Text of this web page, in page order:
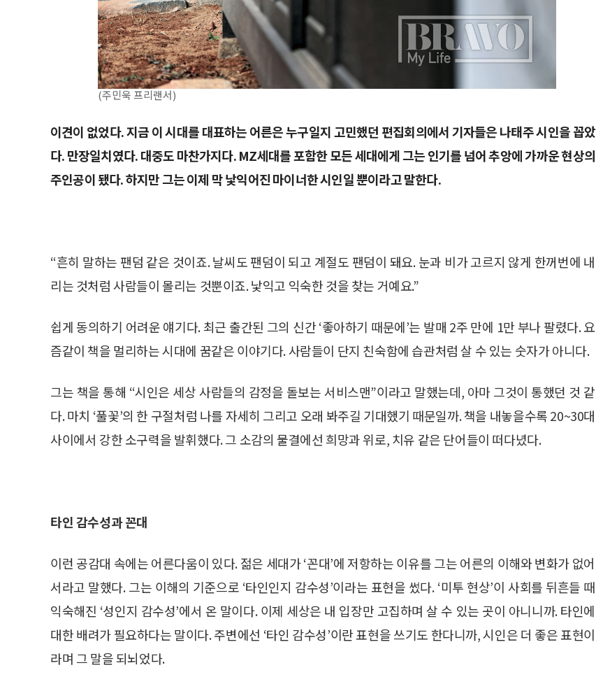
(주민욱 프리랜서)
이견이 없었다. 지금 이 시대를 대표하는 어른은 누구일지 고민했던 편집회의에서 기자들은 나태주 시인을 꼽았
다. 만장일치였다. 대중도 마찬가지다. MZ세대를 포함한 모든 세대에게 그는 인기를 넘어 추앙에 가까운 현상의
주인공이 됐다. 하지만 그는 이제 막 낯익어진 마이너한 시인일 뿐이라고 말한다.
“흔히 말하는 팬덤 같은 것이죠. 날씨도 팬덤이 되고 계절도 팬덤이 돼요. 눈과 비가 고르지 않게 한꺼번에 내
리는 것처럼 사람들이 몰리는 것뿐이죠. 낯익고 익숙한 것을 찾는 거예요.”
쉽게 동의하기 어려운 얘기다. 최근 출간된 그의 신간 ‘좋아하기 때문에’는 발매 2주 만에 1만 부나 팔렸다. 요
즘같이 책을 멀리하는 시대에 꿈같은 이야기다. 사람들이 단지 친숙함에 습관처럼 살 수 있는 숫자가 아니다.
그는 책을 통해 “시인은 세상 사람들의 감정을 돌보는 서비스맨”이라고 말했는데, 아마 그것이 통했던 것 같
다. 마치 ‘풀꽃’의 한 구절처럼 나를 자세히 그리고 오래 봐주길 기대했기 때문일까. 책을 내놓을수록 20~30대
사이에서 강한 소구력을 발휘했다. 그 소감의 물결에선 희망과 위로, 치유 같은 단어들이 떠다녔다.
타인 감수성과 꼰대
이런 공감대 속에는 어른다움이 있다. 젊은 세대가 ‘꼰대’에 저항하는 이유를 그는 어른의 이해와 변화가 없어
서라고 말했다. 그는 이해의 기준으로 ‘타인인지 감수성’이라는 표현을 썼다. ‘미투 현상’이 사회를 뒤흔들 때
익숙해진 ‘성인지 감수성’에서 온 말이다. 이제 세상은 내 입장만 고집하며 살 수 있는 곳이 아니니까. 타인에
대한 배려가 필요하다는 말이다. 주변에선 ‘타인 감수성’이란 표현을 쓰기도 한다니까, 시인은 더 좋은 표현이
라며 그 말을 되뇌었다.